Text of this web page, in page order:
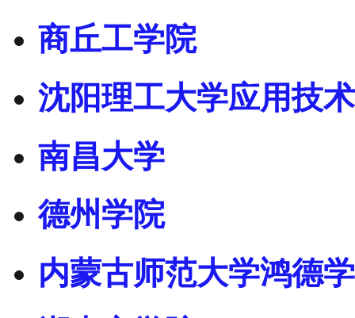
商丘工学院
沈阳理工大学应用技
南昌大学
德州学院
内蒙古师范大学鸿德